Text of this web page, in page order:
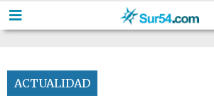
ACTUALIDAD